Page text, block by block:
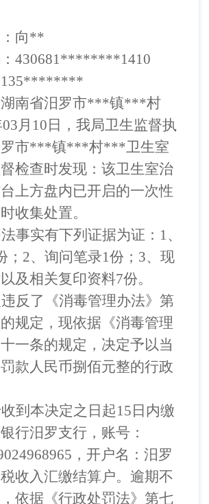
向**
430681********1410
135********
南省汨罗市***镇***村
03月10日，我局卫生监督执
市***镇***村***卫生室
检查时发现：该卫生室治
上方盘内已开启的一次性
收集处置。
事实有下列证据为证： 1、
；2、询问笔录1份； 3、现
及相关复印资料7份。
反了《消毒管理办法》第
规定，现依据《消毒管理
一条的规定，决定予以当
款人民币捌佰元整的行政
到本决定之日起15 日内缴
行汨罗支行，账号：
，开户名：汨罗
收入汇缴结算户。逾期不
依据《行政处罚法》第七